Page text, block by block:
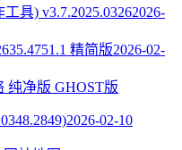
具) v3.7.2025.03262026-
精简版2026-02-
纯净版 GHOST版
2026-02-10